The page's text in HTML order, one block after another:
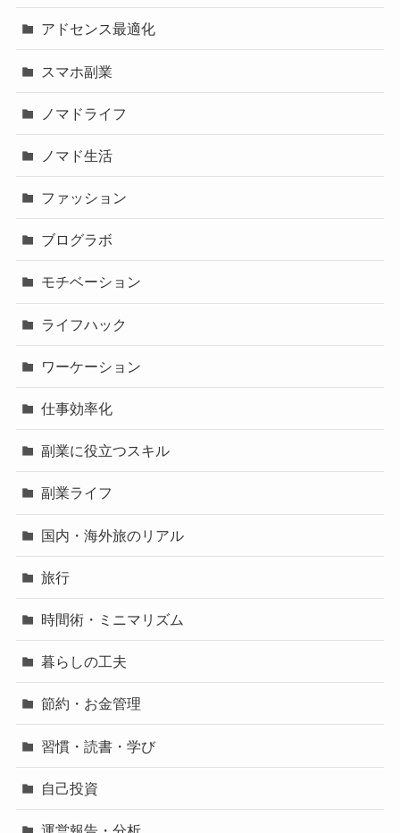
アドセンス最適化
スマホ副業
ノマドライフ
ノマド生活
ファッション
ブログラボ
モチベーション
ライフハック
ワーケーション
仕事効率化
副業に役立つスキル
副業ライフ
国内・海外旅のリアル
旅行
時間術・ミニマリズム
暮らしの工夫
節約・お金管理
習慣・読書・学び
自己投資